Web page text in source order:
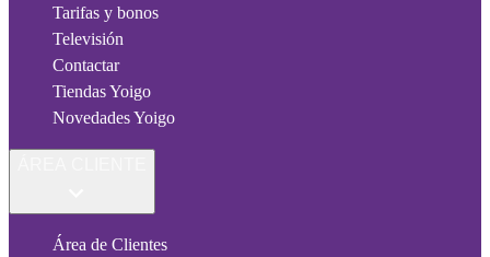
Tarifas y bonos
Televisión
Contactar
Tiendas Yoigo
Novedades Yoigo
Área de Clientes